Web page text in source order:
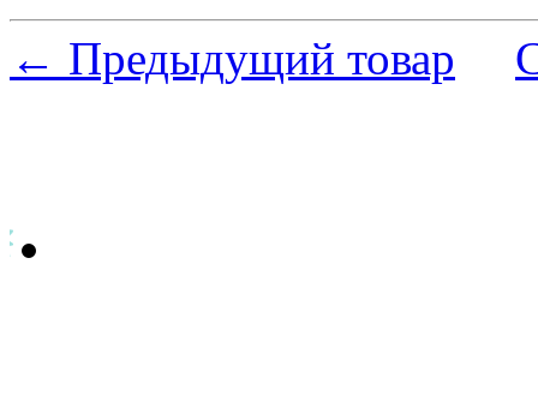
← Предыдущий товар